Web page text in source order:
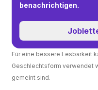
benachrichtigen.
Für eine bessere Lesbarkeit
Geschlechtsform verwendet
gemeint sind.